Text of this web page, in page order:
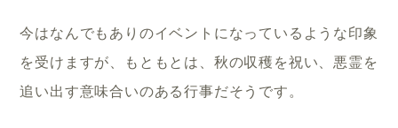
今はなんでもありのイベントになっているような印象
を受けますが、もともとは、秋の収穫を祝い、悪霊を
追い出す意味合いのある行事だそうです。